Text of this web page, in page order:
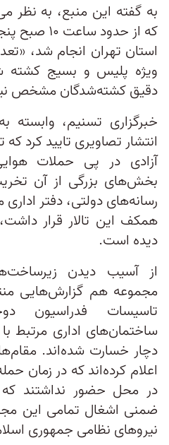
به گفته این منبع، به نظر
که از حدود
استان تهران انجام شد،
ویژه پلیس و بسیج کشته
دقیق کشته‌شدگان مشخص
خبرگزاری تسنیم، وابسته
آزادی در پی حملات
بخش‌های بزرگی از آن
رسانه‌های دولتی، دفتر
همکف این تالار قرار
دیده است.
از آسیب دیدن
مجموعه هم گزارش‌هایی
تاسیسات فدراسیون
ساختمان‌های اداری مرتبط
دچار خسارت شده‌اند.
اعلام کرده‌اند که در زمان
در محل حضور نداشتند که
ضمنی اشغال تمامی این
نیروهای نظامی جمهوری